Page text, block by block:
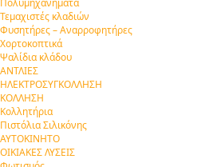
Πολυμηχανήματα
Τεμαχιστές κλαδιών
Φυσητήρες – Αναρροφητήρες
Χορτοκοπτικά
Ψαλίδια κλάδου
ΑΝΤΛΙΕΣ
ΗΛΕΚΤΡΟΣΥΓΚΟΛΛΗΣΗ
ΚΟΛΛΗΣΗ
Κολλητήρια
Πιστόλια Σιλικόνης
ΑΥΤΟΚΙΝΗΤΟ
ΟΙΚΙΑΚΕΣ ΛΥΣΕΙΣ